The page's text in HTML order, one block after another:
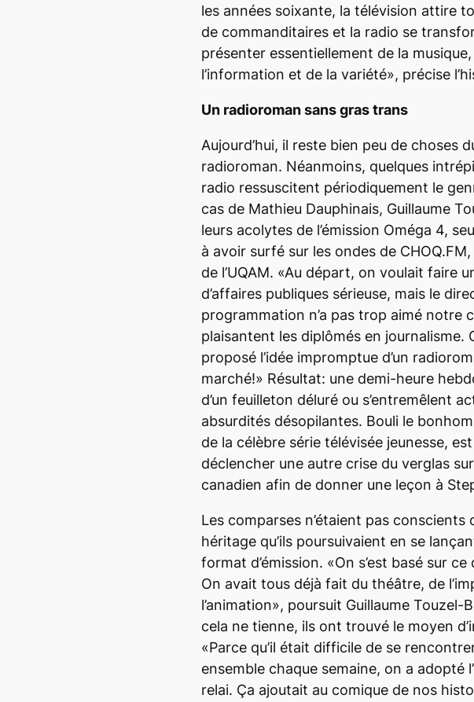
les années soixante, la télévision attire
de commanditaires et la radio se
présenter essentiellement de la
l’information et de la variété», précise
Un radioroman sans gras trans
Aujourd’hui, il reste bien peu de choses
radioroman. Néanmoins, quelques
radio ressuscitent périodiquement le
cas de Mathieu Dauphinais, Guillaume
leurs acolytes de l’émission Oméga 4,
à avoir surfé sur les ondes de
de l’UQAM. «Au départ, on voulait faire
d’affaires publiques sérieuse, mais le
programmation n’a pas trop aimé notre
plaisantent les diplômés en journalisme.
proposé l’idée impromptue d’un
marché!» Résultat: une demi-heure
d’un feuilleton déluré ou s’entremêlent
absurdités désopilantes. Bouli le
de la célèbre série télévisée jeunesse,
déclencher une autre crise du verglas
canadien afin de donner une leçon à
Les comparses n’étaient pas conscients
héritage qu’ils poursuivaient en se
format d’émission. «On s’est basé sur ce
On avait tous déjà fait du théâtre, de
l’animation», poursuit Guillaume Touzel-
cela ne tienne, ils ont trouvé le moyen
«Parce qu’il était difficile de se
ensemble chaque semaine, on a adopté
relai. Ça ajoutait au comique de nos